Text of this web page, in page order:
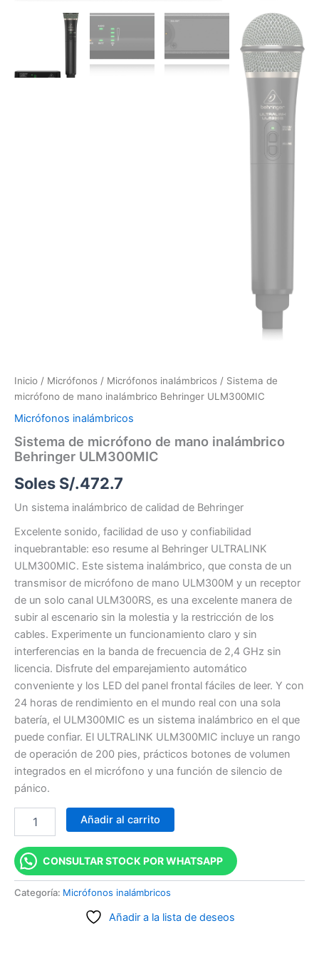
Inicio / Micrófonos / Micrófonos inalámbricos / Sistema de
micrófono de mano inalámbrico Behringer ULM300MIC
Micrófonos inalámbricos
Sistema de micrófono de mano inalámbrico
Behringer ULM300MIC
Soles S/.472.7
Un sistema inalámbrico de calidad de Behringer
Excelente sonido, facilidad de uso y confiabilidad
inquebrantable: eso resume al Behringer ULTRALINK
ULM300MIC. Este sistema inalámbrico, que consta de un
transmisor de micrófono de mano ULM300M y un receptor
de un solo canal ULM300RS, es una excelente manera de
subir al escenario sin la molestia y la restricción de los
cables. Experimente un funcionamiento claro y sin
interferencias en la banda de frecuencia de 2,4 GHz sin
licencia. Disfrute del emparejamiento automático
conveniente y los LED del panel frontal fáciles de leer. Y con
24 horas de rendimiento en el mundo real con una sola
batería, el ULM300MIC es un sistema inalámbrico en el que
puede confiar. El ULTRALINK ULM300MIC incluye un rango
de operación de 200 pies, prácticos botones de volumen
integrados en el micrófono y una función de silencio de
pánico.
Añadir al carrito
CONSULTAR STOCK POR WHATSAPP
Categoría: Micrófonos inalámbricos
Añadir a la lista de deseos